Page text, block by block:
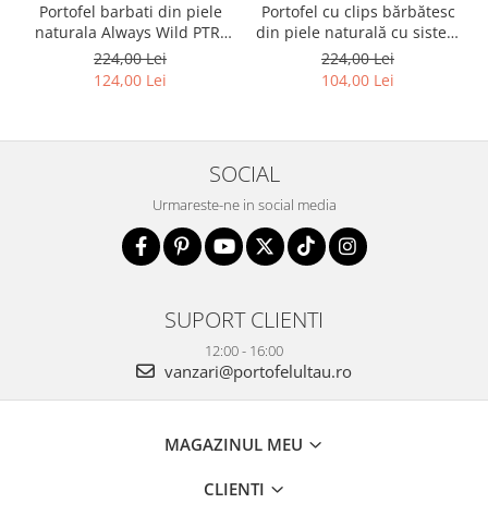
Portofel barbati din piele
naturala Always Wild PTR-
2900-BIC
224,00 Lei
124,00 Lei
Portofel cu clips bărbătesc
din piele naturală cu sistem
RFID - Rovicky PTR-N1908-
RVT-9799 BLACK
224,00 Lei
104,00 Lei
SOCIAL
Urmareste-ne in social media
SUPORT CLIENTI
12:00 - 16:00
vanzari@portofelultau.ro
MAGAZINUL MEU
CLIENTI